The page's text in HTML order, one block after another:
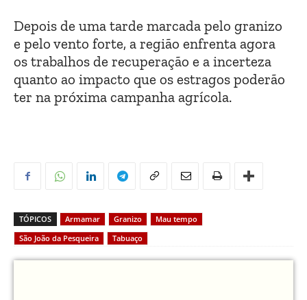
Depois de uma tarde marcada pelo granizo
e pelo vento forte, a região enfrenta agora
os trabalhos de recuperação e a incerteza
quanto ao impacto que os estragos poderão
ter na próxima campanha agrícola.
TÓPICOS Armamar Granizo
Mau tempo
São João da Pesqueira
Tabuaço